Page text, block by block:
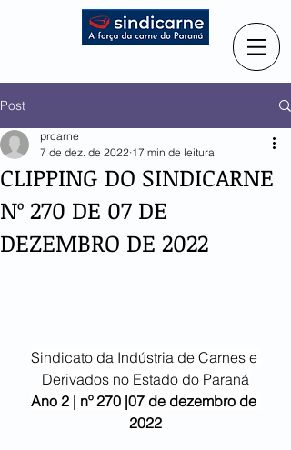
Post
CLIPPING DO SINDICARNE
Nº 270 DE 07 DE
DEZEMBRO DE 2022
prcarne
7 de dez. de 2022 17 min de leitura
Sindicato da Indústria de Carnes e
Derivados no Estado do Paraná
Ano 2 | nº 270 |07 de dezembro de
2022